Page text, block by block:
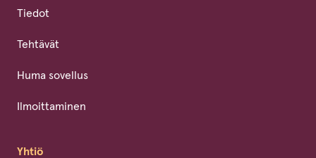
Tiedot
Tehtävät
Huma sovellus
Ilmoittaminen
Yhtiö